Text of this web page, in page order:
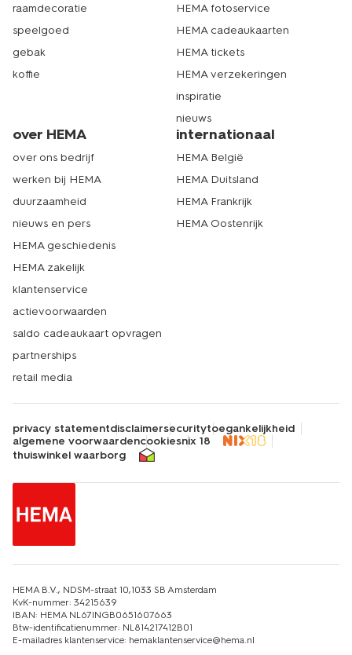
raamdecoratie
speelgoed
gebak
koffie
HEMA fotoservice
HEMA cadeaukaarten
HEMA tickets
HEMA verzekeringen
inspiratie
nieuws
over HEMA
over ons bedrijf
werken bij HEMA
duurzaamheid
nieuws en pers
HEMA geschiedenis
HEMA zakelijk
klantenservice
actievoorwaarden
saldo cadeaukaart opvragen
partnerships
retail media
internationaal
HEMA België
HEMA Duitsland
HEMA Frankrijk
HEMA Oostenrijk
privacy statementdisclaimersecuritytoegankelijkheid
algemene voorwaardencookiesnix 18
thuiswinkel waarborg
HEMA B.V., NDSM-straat 10,1033 SB Amsterdam
KvK-nummer: 34215639
IBAN: HEMA NL67INGB0651607663
Btw-identificatienummer: NL814217412B01
E-mailadres klantenservice: hemaklantenservice@hema.nl